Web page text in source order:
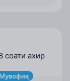
соати ахир
Мувофиқ